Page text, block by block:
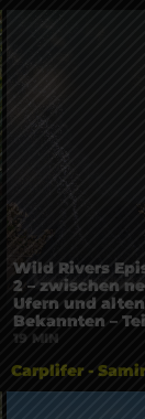
19 MIN
Wild Rivers
2 – zwischen
Ufern und alten
Bekannten –
Carplifer -